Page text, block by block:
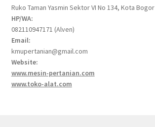
Ruko Taman Yasmin Sektor VI No 134, Kota Bogor
HP/WA:
082110947171 (Alven)
Email:
kmupertanian@gmail.com
Website:
www.mesin-pertanian.com
www.toko-alat.com